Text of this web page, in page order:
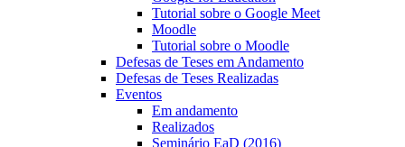
Tutorial sobre o Google Meet
Moodle
Tutorial sobre o Moodle
Defesas de Teses em Andamento
Defesas de Teses Realizadas
Eventos
Em andamento
Realizados
Seminário EaD (2016)